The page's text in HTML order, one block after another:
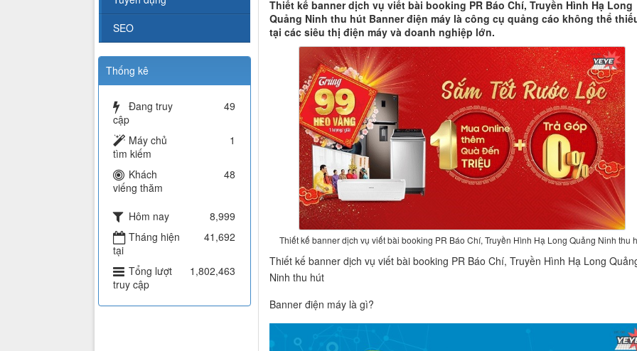
Thiết kế banner dịch vụ viết bài booking PR Báo Chí, Truyền Hình Hạ Long
Quảng Ninh thu hút Banner điện máy là công cụ quảng cáo không thể
tại các siêu thị điện máy và doanh nghiệp lớn.
Thiết kế banner dịch vụ viết bài booking PR Báo Chí, Truyền Hình Hạ Long Quảng Ninh thu
Thiết kế banner dịch vụ viết bài booking PR Báo Chí, Truyền Hình Hạ Long
Ninh thu hút
Banner điện máy là gì?
SEO
Thống kê
Đang truy
cập
49
Máy chủ
tìm kiếm
1
Khách
viếng thăm
48
Hôm nay
8,999
Tháng hiện
tại
41,692
Tổng lượt
truy cập
1,802,463